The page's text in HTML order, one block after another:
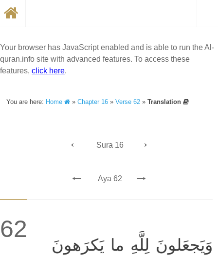
Your browser has JavaScript enabled and is able to run the Al-
quran.info site with advanced features. To access these
features, click here.
You are here: Home »Chapter 16 »Verse 62 »Translation
← Sura 16 →
← Aya 62 →
62
وَيَجعَلونَ لِلَّهِ ما يَكرَهونَ